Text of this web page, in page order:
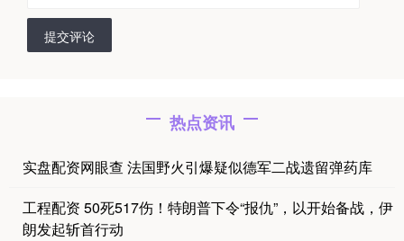
提交评论
热点资讯
实盘配资网眼查 法国野火引爆疑似德军二战遗留弹药库
工程配资 50死517伤！特朗普下令“报仇”，以开始备战，伊
朗发起斩首行动